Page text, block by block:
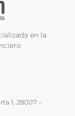
en la
1, 28007 –